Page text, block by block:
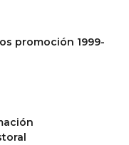
promoción 1999-